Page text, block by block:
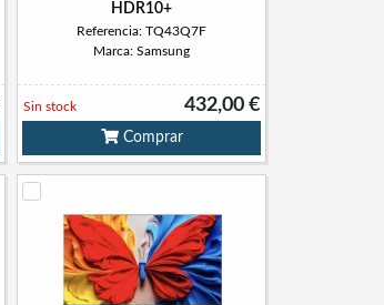
HDR10+
Referencia: TQ43Q7F
Marca: Samsung
432,00 €
Sin stock
Comprar